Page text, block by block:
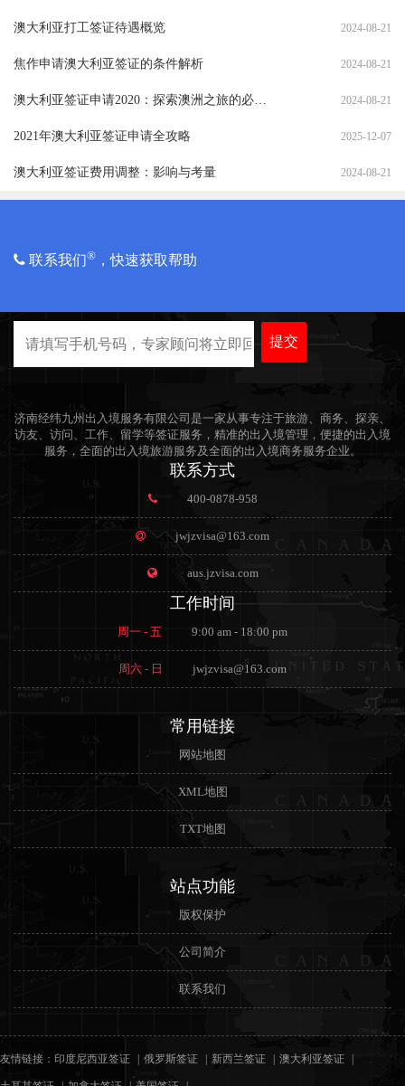
澳大利亚打工签证待遇概览 2024-08-21
焦作申请澳大利亚签证的条件解析 2024-08-21
澳大利亚签证申请2020：探索澳洲之旅的必备指南 2024-08-21
2021年澳大利亚签证申请全攻略 2025-12-07
澳大利亚签证费用调整：影响与考量 2024-08-21
联系我们® ，快速获取帮助
提交
济南经纬九州出入境服务有限公司是一家从事专注于旅游、商务、探亲、
访友、访问、工作、留学等签证服务，精准的出入境管理，便捷的出入境
服务，全面的出入境旅游服务及全面的出入境商务服务企业。
联系方式
400-0878-958
jwjzvisa@163.com
aus.jzvisa.com
工作时间
周一 - 五 9:00 am - 18:00 pm
周六 - 日 jwjzvisa@163.com
常用链接
网站地图
XML地图
TXT地图
站点功能
版权保护
公司简介
联系我们
友情链接： 印度尼西亚签证 俄罗斯签证 新西兰签证 澳大利亚签证